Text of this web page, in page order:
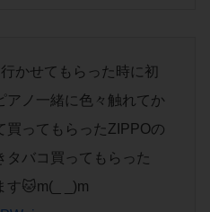
かせてもらった時に初
アノ一緒に色々触れてか
買ってもらったZIPPOの
タバコ買ってもらった
す🐱m(_ _)m